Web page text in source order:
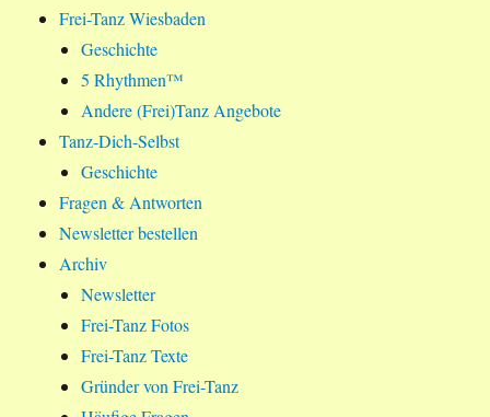
Frei-Tanz Wiesbaden
Geschichte
5 Rhythmen™
Andere (Frei)Tanz Angebote
Tanz-Dich-Selbst
Geschichte
Fragen & Antworten
Newsletter bestellen
Archiv
Newsletter
Frei-Tanz Fotos
Frei-Tanz Texte
Gründer von Frei-Tanz